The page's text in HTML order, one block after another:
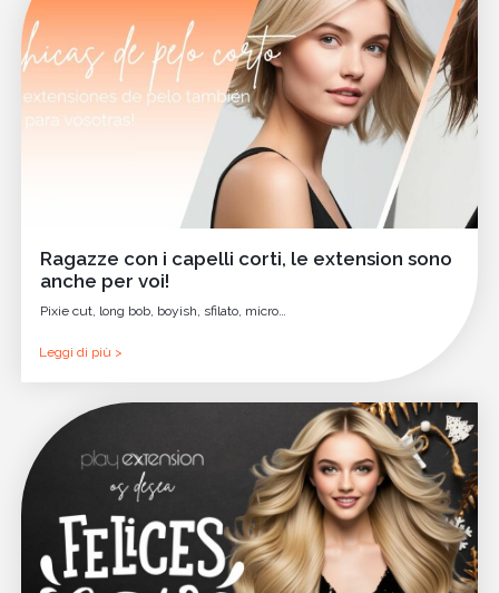
Ragazze con i capelli corti, le extension sono
anche per voi!
Pixie cut, long bob, boyish, sfilato, micro…
Leggi di più >